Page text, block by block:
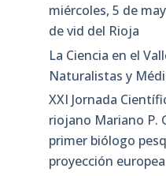
miércoles, 5 de
de vid del Rioja
La Ciencia en el
Naturalistas y
XXI Jornada
riojano Mariano P.
primer biólogo
proyección europea